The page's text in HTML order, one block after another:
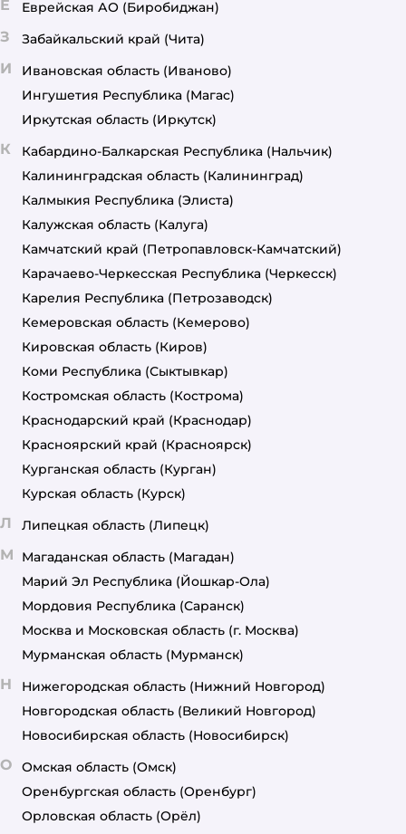
Е Еврейская АО (Биробиджан)
З Забайкальский край (Чита)
И Ивановская область (Иваново)
Ингушетия Республика (Магас)
Иркутская область (Иркутск)
К Кабардино-Балкарская Республика (Нальчик)
Калининградская область (Калининград)
Калмыкия Республика (Элиста)
Калужская область (Калуга)
Камчатский край (Петропавловск-Камчатский)
Карачаево-Черкесская Республика (Черкесск)
Карелия Республика (Петрозаводск)
Кемеровская область (Кемерово)
Кировская область (Киров)
Коми Республика (Сыктывкар)
Костромская область (Кострома)
Краснодарский край (Краснодар)
Красноярский край (Красноярск)
Курганская область (Курган)
Курская область (Курск)
Л Липецкая область (Липецк)
М Магаданская область (Магадан)
Марий Эл Республика (Йошкар-Ола)
Мордовия Республика (Саранск)
Москва и Московская область (г. Москва)
Мурманская область (Мурманск)
Н Нижегородская область (Нижний Новгород)
Новгородская область (Великий Новгород)
Новосибирская область (Новосибирск)
О Омская область (Омск)
Оренбургская область (Оренбург)
Орловская область (Орёл)